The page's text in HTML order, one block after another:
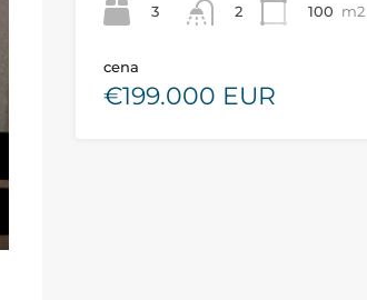
3
2
100 m2
cena
€199.000 EUR